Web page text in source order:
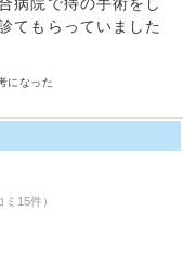
てもらっていました
になった
15件）